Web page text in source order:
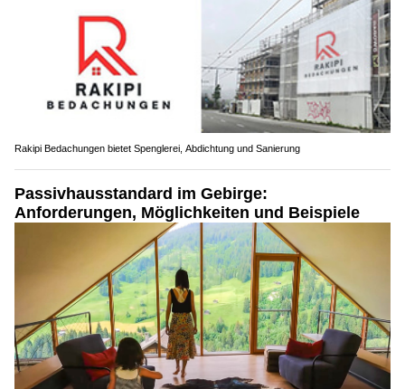
Rakipi Bedachungen bietet Spenglerei, Abdichtung und Sanierung
Passivhausstandard im Gebirge:
Anforderungen, Möglichkeiten und Beispiele